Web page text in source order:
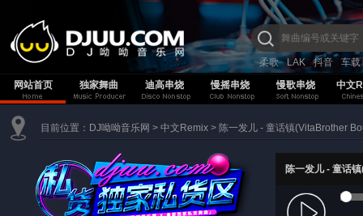
柔歌 LAK 抖音
车载
网站首页
独家舞曲 迪高串烧 慢摇串烧 慢歌串烧 中文
目前位置： DJ呦呦音乐网 > 中文Remix > 陈一发儿 - 童话镇(VitaBrother
陈一发儿 - 童话